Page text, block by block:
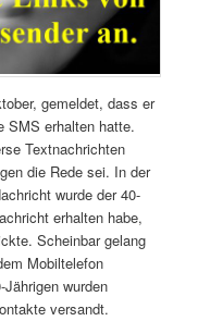
gemeldet, dass er
SMS erhalten hatte.
Textnachrichten
die Rede sei. In der
wurde der 40-
erhalten habe,
Scheinbar gelang
Mobiltelefon
wurden
versandt.